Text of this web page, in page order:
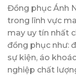
Đồng phục Ánh
trong lĩnh vực
may uy tín nhất
đồng phục như:
sự kiện, áo
nghiệp chất